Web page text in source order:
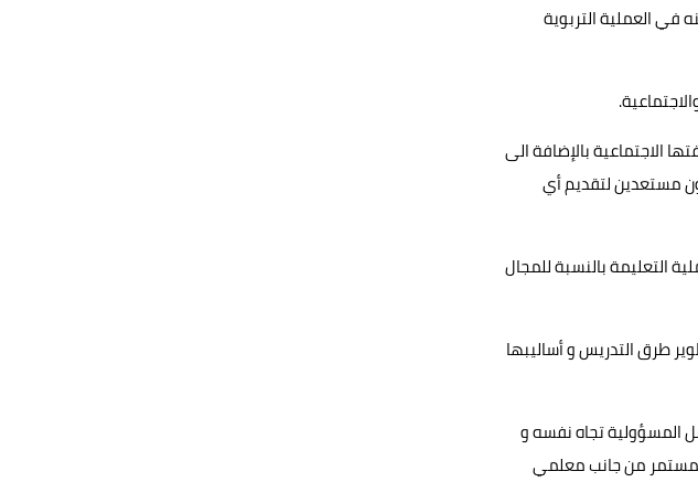
في العملية التربوية
الاجتماعية بالإضافة الى
مستعدين لتقديم أي
التعليمة بالنسبة للمجال
طرق التدريس و أساليبها
المسؤولية تجاه نفسه و
من جانب معلمي